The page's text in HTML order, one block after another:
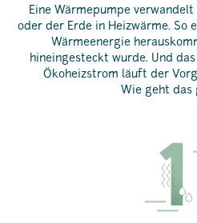
Eine Wärmepumpe
oder der Erde in Heizwärme. So
Wärmeenergie
hineingesteckt wurde. Und
Ökoheizstrom läuft der
Wie geht das